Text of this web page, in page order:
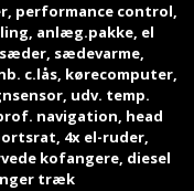
performance control,
anlæg.pakke, el
sædevarme,
c.lås, kørecomputer,
udv. temp.
navigation, head
4x el-ruder,
kofangere, diesel
træk